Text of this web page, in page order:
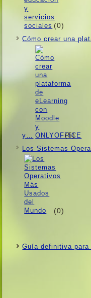
(0)
Cómo crear una
y… (5)
Los Sistemas
(0)
Guí­a definitiva